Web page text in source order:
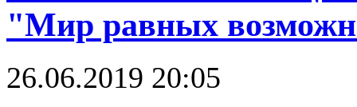
"Мир равных
26.06.2019 20:05